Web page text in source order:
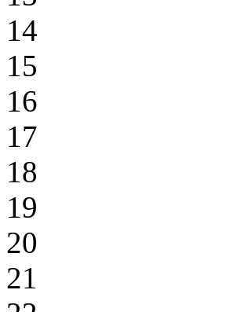
14
15
16
17
18
19
20
21